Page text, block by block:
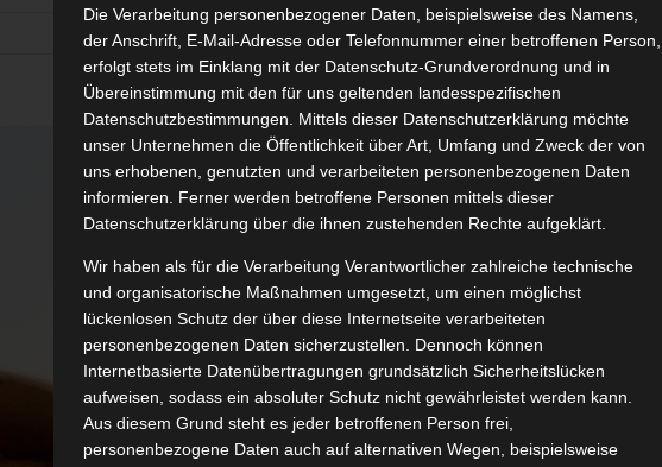
Die Verarbeitung personenbezogener Daten, beispielsweise des Namens,
der Anschrift, E-Mail-Adresse oder Telefonnummer einer betroffenen Person,
erfolgt stets im Einklang mit der Datenschutz-Grundverordnung und in
Übereinstimmung mit den für uns geltenden landesspezifischen
Datenschutzbestimmungen. Mittels dieser Datenschutzerklärung möchte
unser Unternehmen die Öffentlichkeit über Art, Umfang und Zweck der von
uns erhobenen, genutzten und verarbeiteten personenbezogenen Daten
informieren. Ferner werden betroffene Personen mittels dieser
Datenschutzerklärung über die ihnen zustehenden Rechte aufgeklärt.
Wir haben als für die Verarbeitung Verantwortlicher zahlreiche technische
und organisatorische Maßnahmen umgesetzt, um einen möglichst
lückenlosen Schutz der über diese Internetseite verarbeiteten
personenbezogenen Daten sicherzustellen. Dennoch können
Internetbasierte Datenübertragungen grundsätzlich Sicherheitslücken
aufweisen, sodass ein absoluter Schutz nicht gewährleistet werden kann.
Aus diesem Grund steht es jeder betroffenen Person frei,
personenbezogene Daten auch auf alternativen Wegen, beispielsweise